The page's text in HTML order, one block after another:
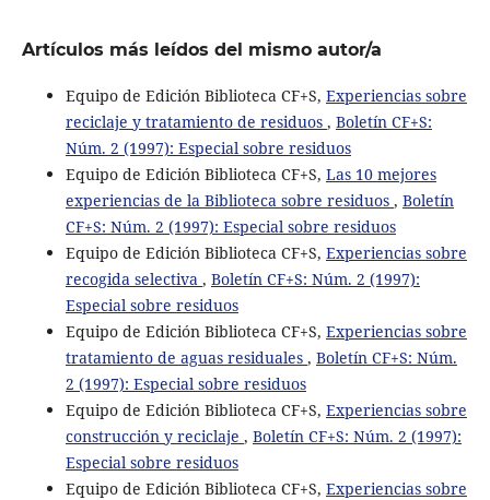
Artículos más leídos del mismo autor/a
Equipo de Edición Biblioteca CF+S, Experiencias sobre
reciclaje y tratamiento de residuos , Boletín CF+S:
Núm. 2 (1997): Especial sobre residuos
Equipo de Edición Biblioteca CF+S, Las 10 mejores
experiencias de la Biblioteca sobre residuos , Boletín
CF+S: Núm. 2 (1997): Especial sobre residuos
Equipo de Edición Biblioteca CF+S, Experiencias sobre
recogida selectiva , Boletín CF+S: Núm. 2 (1997):
Especial sobre residuos
Equipo de Edición Biblioteca CF+S, Experiencias sobre
tratamiento de aguas residuales , Boletín CF+S: Núm.
2 (1997): Especial sobre residuos
Equipo de Edición Biblioteca CF+S, Experiencias sobre
construcción y reciclaje , Boletín CF+S: Núm. 2 (1997):
Especial sobre residuos
Equipo de Edición Biblioteca CF+S, Experiencias sobre